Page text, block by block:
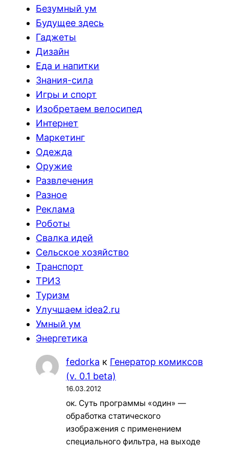
Безумный ум
Будущее здесь
Гаджеты
Дизайн
Еда и напитки
Знания-сила
Игры и спорт
Изобретаем велосипед
Интернет
Маркетинг
Одежда
Оружие
Развлечения
Разное
Реклама
Роботы
Свалка идей
Сельское хозяйство
Транспорт
ТРИЗ
Туризм
Улучшаем idea2.ru
Умный ум
Энергетика
fedorka к Генератор комиксов
(v. 0.1 beta)
16.03.2012
ок. Суть программы «один» —
обработка статического
изображения с применением
специального фильтра, на выходе